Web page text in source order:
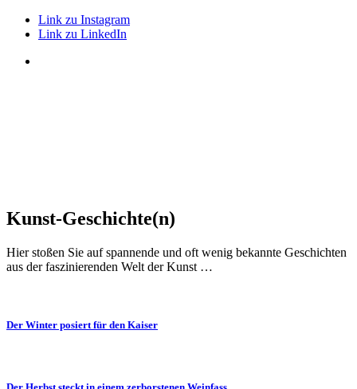
Link zu Instagram
Link zu LinkedIn
Kunst-Geschichte(n)
Hier stoßen Sie auf spannende und oft wenig bekannte Geschichten
aus der faszinierenden Welt der Kunst …
Der Winter posiert für den Kaiser